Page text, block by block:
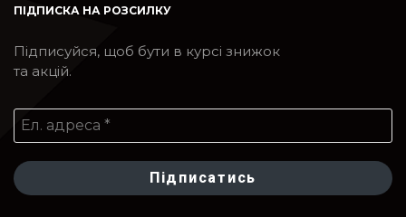
ПІДПИСКА НА РОЗСИЛКУ
Підписуйся, щоб бути в курсі знижок
та акцій.